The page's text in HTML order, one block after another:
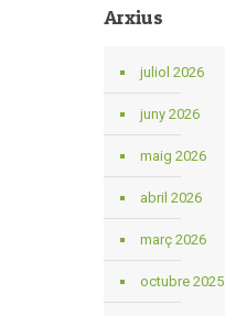
Arxius
juliol 2026
juny 2026
maig 2026
abril 2026
març 2026
octubre 2025